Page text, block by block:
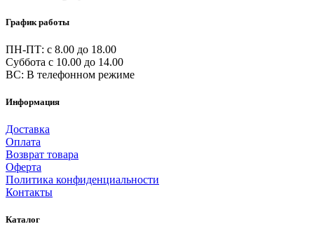
График работы
ПН-ПТ: c 8.00 до 18.00
Суббота с 10.00 до 14.00
ВС: В телефонном режиме
Информация
Доставка
Оплата
Возврат товара
Оферта
Политика конфиденциальности
Контакты
Каталог